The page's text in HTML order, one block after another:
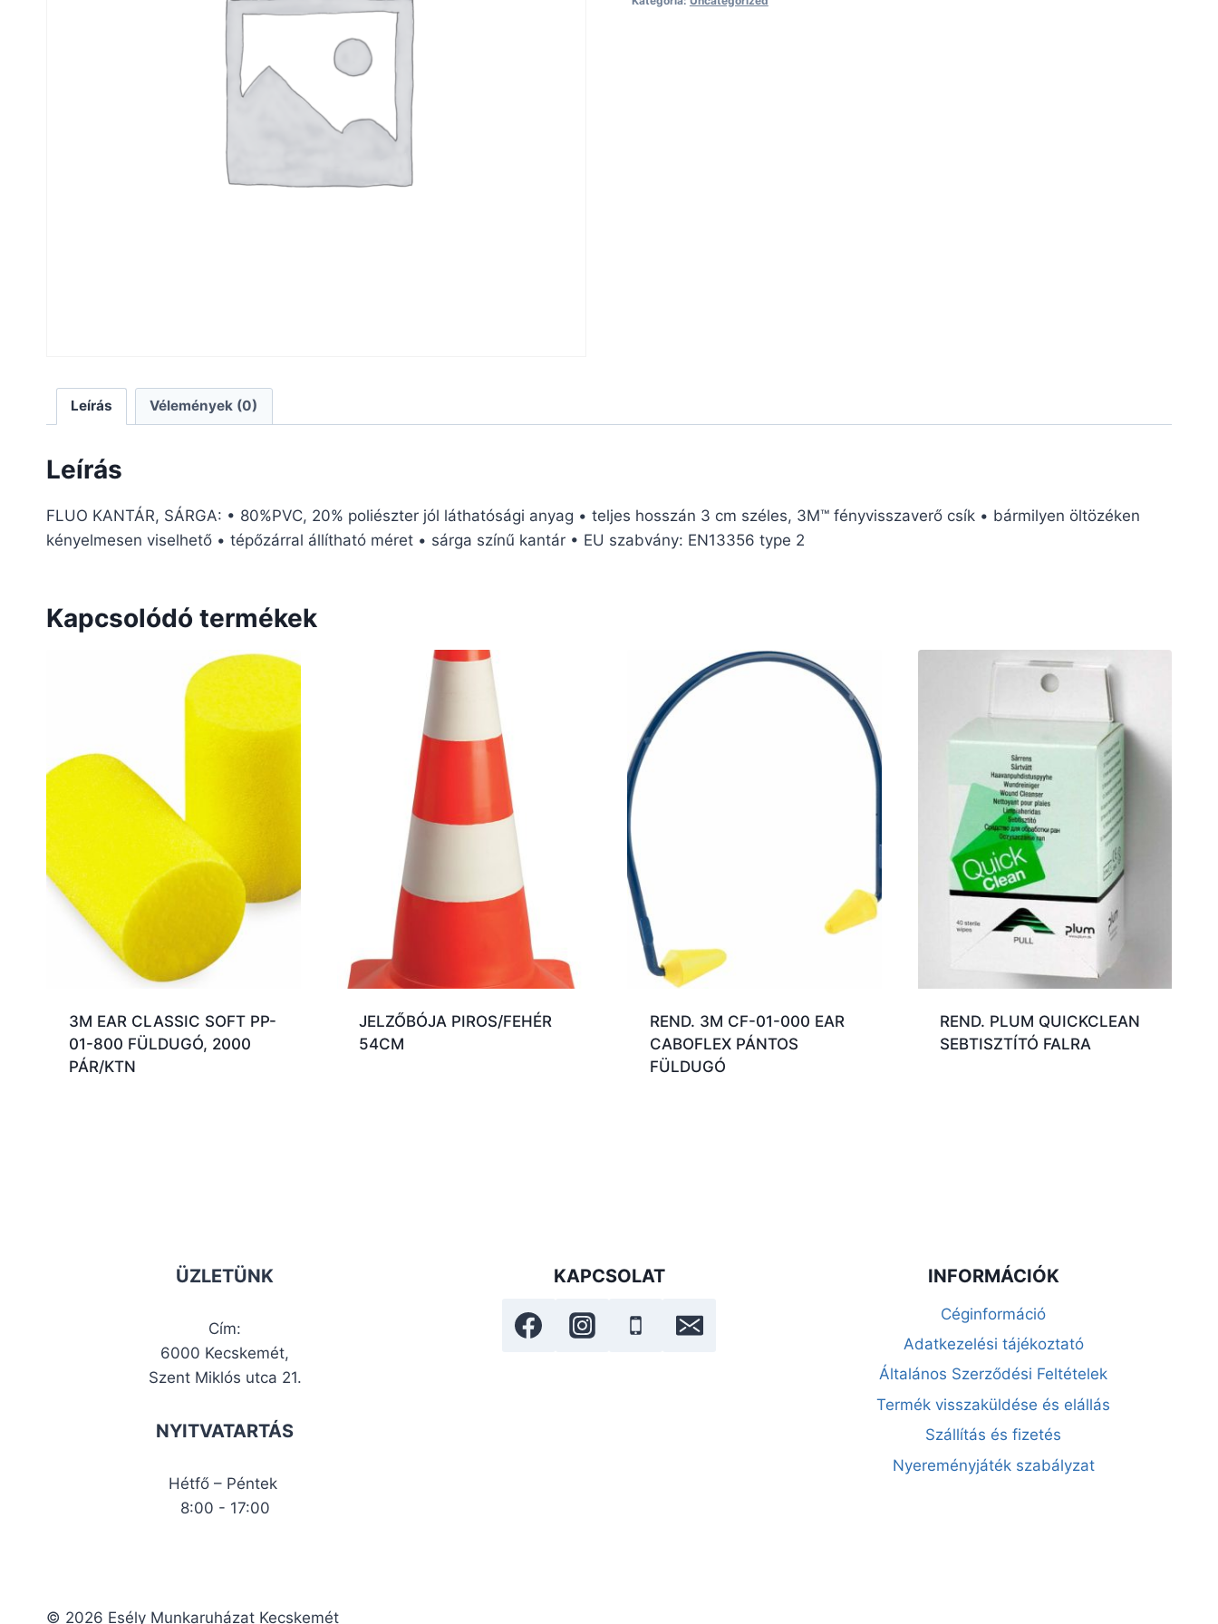
Leírás Vélemények (0)
Leírás
FLUO KANTÁR, SÁRGA: • 80%PVC, 20% poliészter jól láthatósági anyag • teljes hosszán 3 cm széles, 3M™ fényvisszaverő csík • bármilyen öltözéken
kényelmesen viselhető • tépőzárral állítható méret • sárga színű kantár • EU szabvány: EN13356 type 2
Kapcsolódó termékek
3M EAR CLASSIC SOFT PP-
01-800 FÜLDUGÓ, 2000
PÁR/KTN
JELZŐBÓJA PIROS/FEHÉR
54CM
REND. 3M CF-01-000 EAR
CABOFLEX PÁNTOS
FÜLDUGÓ
REND. PLUM QUICKCLEAN
SEBTISZTÍTÓ FALRA
ÜZLETÜNK
Cím:
6000 Kecskemét,
Szent Miklós utca 21.
NYITVATARTÁS
Hétfő – Péntek
8:00 - 17:00
KAPCSOLAT INFORMÁCIÓK
Céginformáció
Adatkezelési tájékoztató
Általános Szerződési Feltételek
Termék visszaküldése és elállás
Szállítás és fizetés
Nyereményjáték szabályzat
© 2026 Esély Munkaruházat Kecskemét